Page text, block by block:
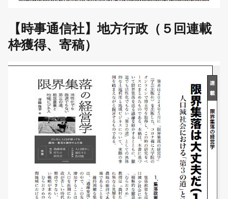
【時事通信社】地方行政（５回連載
枠獲得、寄稿）